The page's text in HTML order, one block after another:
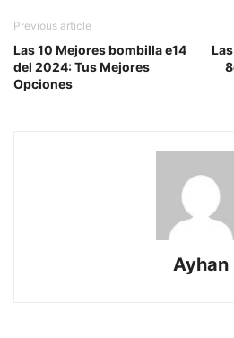
Previous article
Las 10 Mejores bombilla e14
del 2024: Tus Mejores
Opciones
Ayhan